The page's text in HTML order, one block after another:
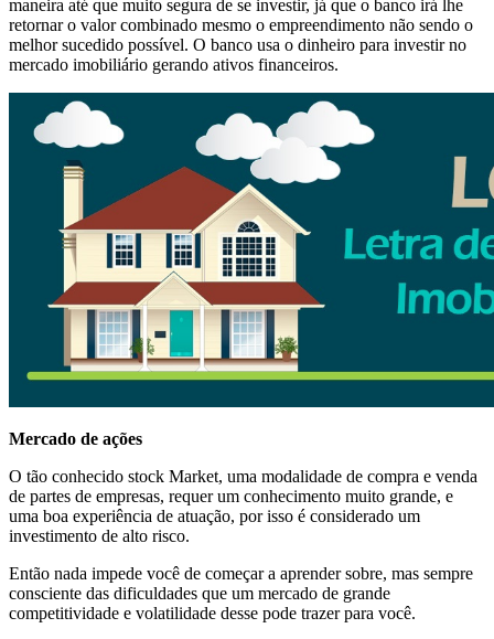
maneira até que muito segura de se investir, já que o banco irá lhe
retornar o valor combinado mesmo o empreendimento não sendo o
melhor sucedido possível. O banco usa o dinheiro para investir no
mercado imobiliário gerando ativos financeiros.
Mercado de ações
O tão conhecido stock Market, uma modalidade de compra e venda
de partes de empresas, requer um conhecimento muito grande, e
uma boa experiência de atuação, por isso é considerado um
investimento de alto risco.
Então nada impede você de começar a aprender sobre, mas sempre
consciente das dificuldades que um mercado de grande
competitividade e volatilidade desse pode trazer para você.